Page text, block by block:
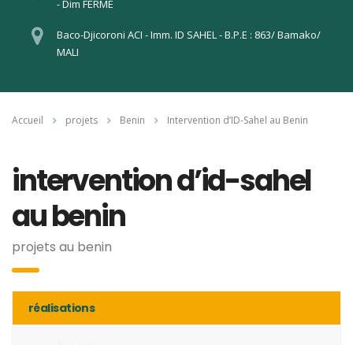
- Dim FERME
Baco-Djicoroni ACI - Imm. ID SAHEL - B.P.E : 863/ Bamako/
MALI
Accueil projets Benin Intervention d’ID-Sahel au Benin
intervention d’id-sahel
au benin
projets au benin
réalisations